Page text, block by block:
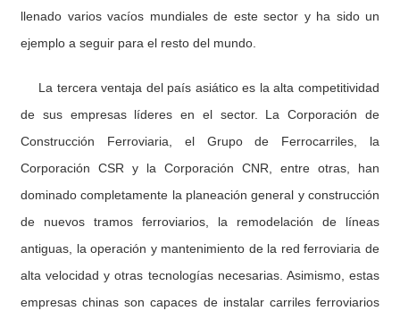
llenado varios vacíos mundiales de este sector y ha sido un
ejemplo a seguir para el resto del mundo.
La tercera ventaja del país asiático es la alta competitividad
de sus empresas líderes en el sector. La Corporación de
Construcción Ferroviaria, el Grupo de Ferrocarriles, la
Corporación CSR y la Corporación CNR, entre otras, han
dominado completamente la planeación general y construcción
de nuevos tramos ferroviarios, la remodelación de líneas
antiguas, la operación y mantenimiento de la red ferroviaria de
alta velocidad y otras tecnologías necesarias. Asimismo, estas
empresas chinas son capaces de instalar carriles ferroviarios